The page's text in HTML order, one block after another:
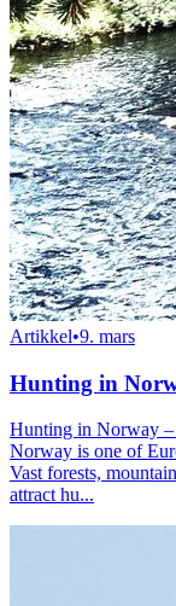
Artikkel•9. mars
Hunting in
Hunting in Norway –
Norway is one of
Vast forests,
attract hu...